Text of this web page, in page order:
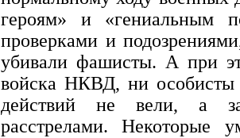
героям» и «гениальным
проверками и
убивали фашисты. А при
войска НКВД, ни
действий не вели, а
расстрелами. Некоторые